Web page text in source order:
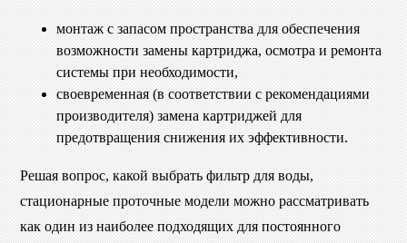
монтаж с запасом пространства для обеспечения
возможности замены картриджа, осмотра и ремонта
системы при необходимости,
своевременная (в соответствии с рекомендациями
производителя) замена картриджей для
предотвращения снижения их эффективности.
Решая вопрос, какой выбрать фильтр для воды,
стационарные проточные модели можно рассматривать
как один из наиболее подходящих для постоянного